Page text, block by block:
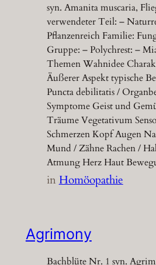
syn. Amanita muscaria,
verwendeter Teil: –
Pflanzenreich Familie:
Gruppe: – Polychrest: –
Themen Wahnidee
Äußerer Aspekt typische
Puncta debilitatis /
Symptome Geist und
Träume Vegetativum
Schmerzen Kopf Augen
Mund / Zähne Rachen /
Atmung Herz Haut
inHomöopathie
Agrimony
Bachblüte Nr. 1 syn.